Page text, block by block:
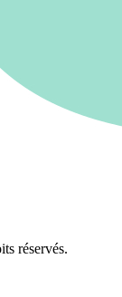
réservés.